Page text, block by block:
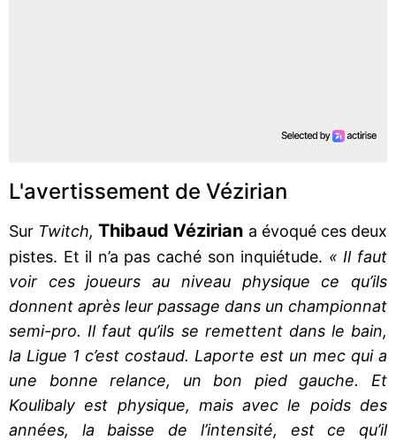
L'avertissement de Vézirian
Sur Twitch,Thibaud Vézirian a évoqué ces deux
pistes. Et il n’a pas caché son inquiétude. « Il faut
voir ces joueurs au niveau physique ce qu’ils
donnent après leur passage dans un championnat
semi-pro. Il faut qu’ils se remettent dans le bain,
la Ligue 1 c’est costaud. Laporte est un mec qui a
une bonne relance, un bon pied gauche. Et
Koulibaly est physique, mais avec le poids des
années, la baisse de l’intensité, est ce qu’il